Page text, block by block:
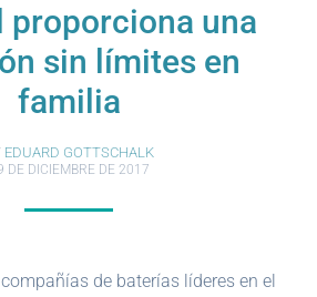
proporciona una
sin límites en
familia
EDUARD GOTTSCHALK
DE DICIEMBRE DE 2017
de baterías líderes en el